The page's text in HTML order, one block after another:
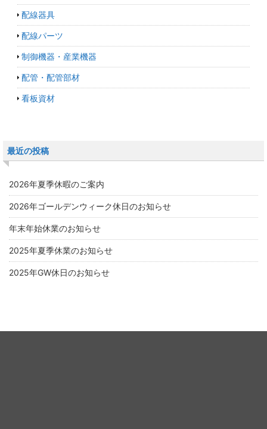
配線器具
配線パーツ
制御機器・産業機器
配管・配管部材
看板資材
最近の投稿
2026年夏季休暇のご案内
2026年ゴールデンウィーク休日のお知らせ
年末年始休業のお知らせ
2025年夏季休業のお知らせ
2025年GW休日のお知らせ